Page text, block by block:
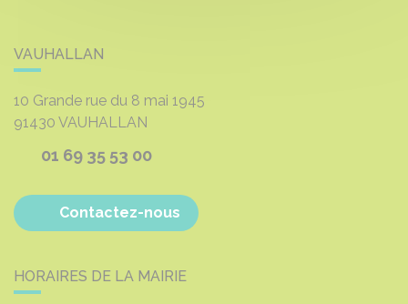
VAUHALLAN
10 Grande rue du 8 mai 1945
91430 VAUHALLAN
01 69 35 53 00
Contactez-nous
HORAIRES DE LA MAIRIE